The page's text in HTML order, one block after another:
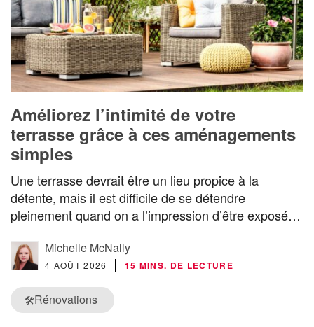
Améliorez l’intimité de votre
terrasse grâce à ces aménagements
simples
Une terrasse devrait être un lieu propice à la
détente, mais il est difficile de se détendre
pleinement quand on a l’impression d’être exposé…
Michelle McNally
4 AOÛT 2026 15 MINS. DE LECTURE
🛠️Rénovations